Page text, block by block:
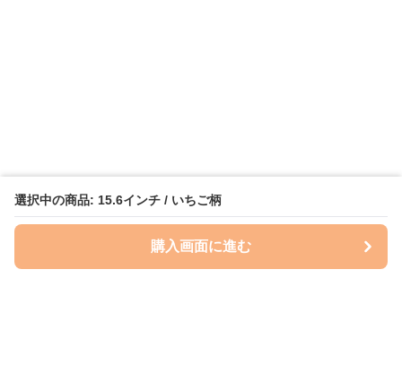
選択中の商品: 15.6インチ / いちご柄
購入画面に進む